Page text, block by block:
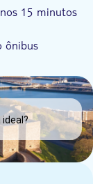
15 minutos
ônibus